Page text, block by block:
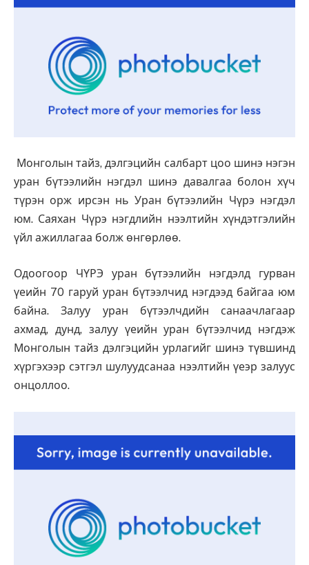
Монголын тайз, дэлгэцийн салбарт цоо шинэ нэгэн
уран бүтээлийн нэгдэл шинэ давалгаа болон хүч
түрэн орж ирсэн нь Уран бүтээлийн Чүрэ нэгдэл
юм. Саяхан Чүрэ нэгдлийн нээлтийн хүндэтгэлийн
үйл ажиллагаа болж өнгөрлөө.
Одоогоор ЧҮРЭ уран бүтээлийн нэгдэлд гурван
үеийн 70 гаруй уран бүтээлчид нэгдээд байгаа юм
байна. Залуу уран бүтээлчдийн санаачлагаар
ахмад, дунд, залуу үеийн уран бүтээлчид нэгдэж
Монголын тайз дэлгэцийн урлагийг шинэ түвшинд
хүргэхээр сэтгэл шулуудсанаа нээлтийн үеэр залуус
онцоллоо.